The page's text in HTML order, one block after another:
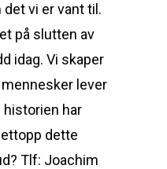
vi er vant til.
på slutten av
idag. Vi skaper
lever
historien har
dette
Tlf: Joachim